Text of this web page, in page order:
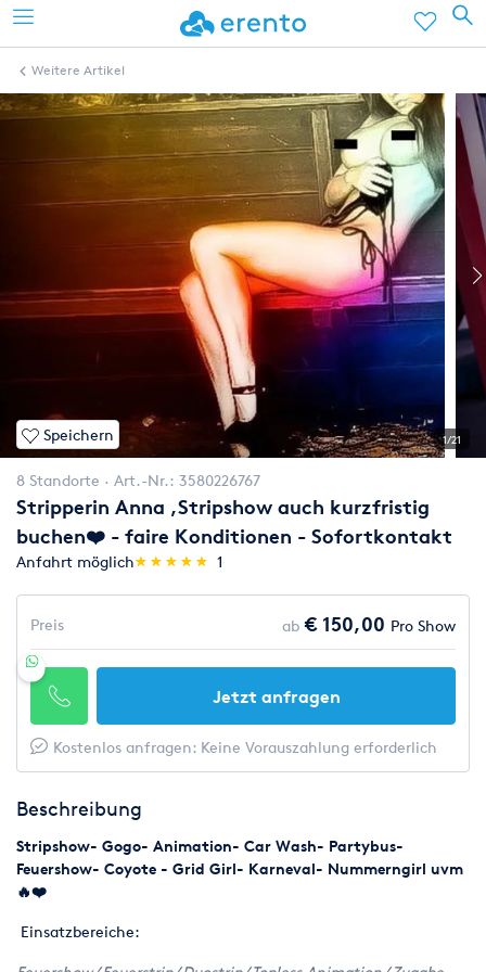
Weitere Artikel
Speichern 1/21
8 Standorte Art.-Nr.: 3580226767
Stripperin Anna ,Stripshow auch kurzfristig
buchen❤️ - faire Konditionen - Sofortkontakt
Anfahrt möglich(*)
★
★
(*)★
★
(*) ★
★
(*) ★
★
(*) ★
★ 1
Preis ab € 150,00 Pro Show
Jetzt anfragen
Kostenlos anfragen: Keine Vorauszahlung erforderlich
Beschreibung
Stripshow- Gogo- Animation- Car Wash- Partybus-
Feuershow- Coyote - Grid Girl- Karneval- Nummerngirl uvm
🔥❤️
Einsatzbereiche: